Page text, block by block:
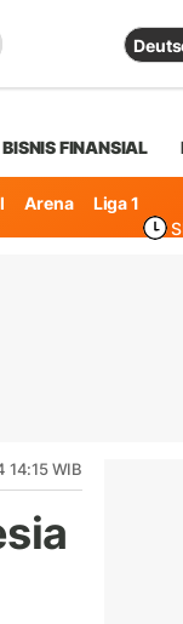
BISNIS FINANSIAL
Arena
Liga 1
14:15 WIB